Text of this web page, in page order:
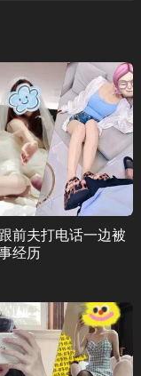
前夫打电话一边被
经历